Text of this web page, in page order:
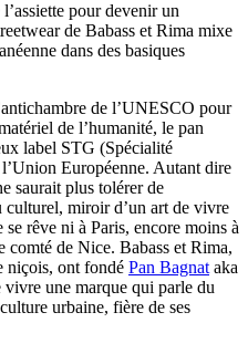
pour devenir un
de Babass et Rima mixe
dans des basiques
de l’UNESCO pour
de l’humanité, le pan
label STG (Spécialité
Européenne. Autant dire
saurait plus tolérer de
culturel, miroir d’un art de vivre
rêve ni à Paris, encore moins à
comté de Nice. Babass et Rima,
niçois, ont fondé Pan Bagnat aka
une marque qui parle du
urbaine, fière de ses